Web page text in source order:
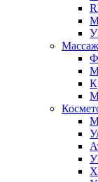
Массаж